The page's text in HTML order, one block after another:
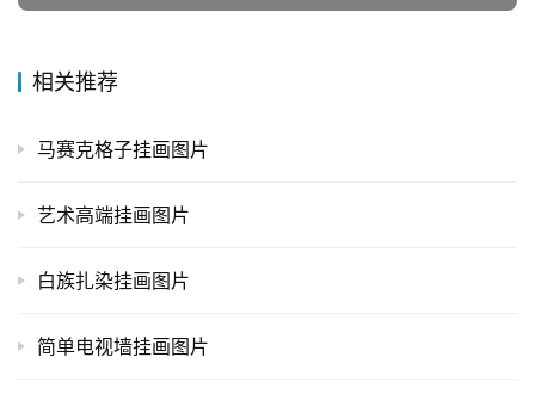
相关推荐
马赛克格子挂画图片
艺术高端挂画图片
白族扎染挂画图片
简单电视墙挂画图片